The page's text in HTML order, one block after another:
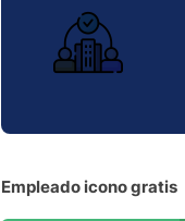
Empleado icono gratis